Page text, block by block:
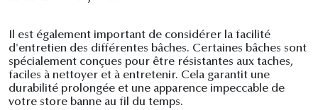
Il est également important de considérer la facilité
d'entretien des différentes bâches. Certaines bâches sont
spécialement conçues pour être résistantes aux taches,
faciles à nettoyer et à entretenir. Cela garantit une
durabilité prolongée et une apparence impeccable de
votre store banne au fil du temps.